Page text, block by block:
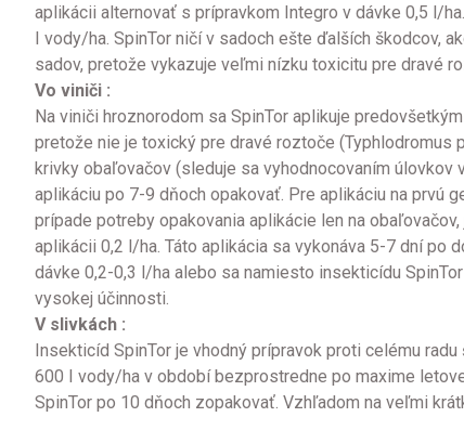
aplikácii alternovať s prípravkom Integro v dávke 0,5 l/
I vody/ha. SpinTor ničí v sadoch ešte ďalších škodcov,
sadov, pretože vykazuje veľmi nízku toxicitu pre dravé
Vo viniči :
Na viniči hroznorodom sa SpinTor aplikuje
pretože nie je toxický pre dravé roztoče (Typhlodromus
krivky obaľovačov (sleduje sa vyhodnocovaním úlovkov
aplikáciu po 7-9 dňoch opakovať. Pre aplikáciu na prvú
prípade potreby opakovania aplikácie len na
aplikácii 0,2 l/ha. Táto aplikácia sa vykonáva 5-7 dní po
dávke 0,2-0,3 l/ha alebo sa namiesto insekticídu
vysokej účinnosti.
V slivkách :
Insekticíd SpinTor je vhodný prípravok proti celému
600 I vody/ha v období bezprostredne po maxime
SpinTor po 10 dňoch zopakovať. Vzhľadom na veľmi